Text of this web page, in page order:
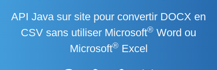
API Java sur site pour convertir DOCX en
CSV sans utiliser Microsoft® Word ou
Microsoft®Excel